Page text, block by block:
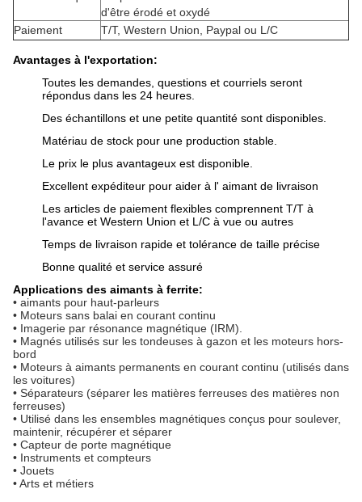
d'être érodé et oxydé
Paiement
T/T, Western Union, Paypal ou L/C
Avantages à l'exportation:
Toutes les demandes, questions et courriels seront
répondus dans les 24 heures.
Des échantillons et une petite quantité sont disponibles.
Matériau de stock pour une production stable.
Le prix le plus avantageux est disponible.
Excellent expéditeur pour aider à l' aimant de livraison
Les articles de paiement flexibles comprennent T/T à
l'avance et Western Union et L/C à vue ou autres
Temps de livraison rapide et tolérance de taille précise
Bonne qualité et service assuré
Applications des aimants à ferrite:
• aimants pour haut-parleurs
• Moteurs sans balai en courant continu
• Imagerie par résonance magnétique (IRM).
• Magnés utilisés sur les tondeuses à gazon et les moteurs hors-
bord
• Moteurs à aimants permanents en courant continu (utilisés dans
les voitures)
• Séparateurs (séparer les matières ferreuses des matières non
ferreuses)
• Utilisé dans les ensembles magnétiques conçus pour soulever,
maintenir, récupérer et séparer
• Capteur de porte magnétique
• Instruments et compteurs
• Jouets
• Arts et métiers